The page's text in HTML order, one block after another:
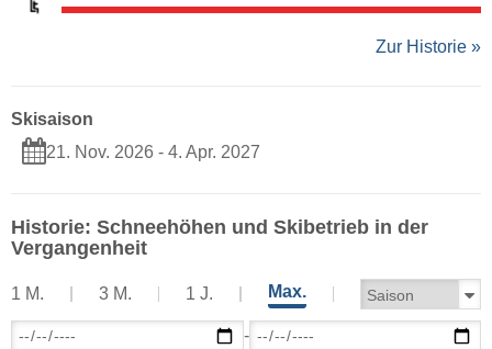
Zur Historie »
Skisaison
21. Nov. 2026 - 4. Apr. 2027
Historie: Schneehöhen und Skibetrieb in der
Vergangenheit
1 M. 3 M. 1 J. Max.
-